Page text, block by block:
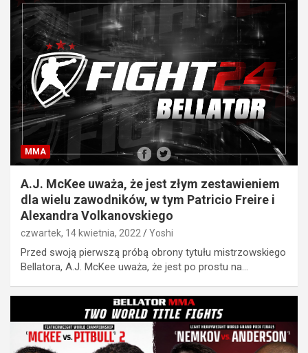
MMA
A.J. McKee uważa, że jest złym zestawieniem
dla wielu zawodników, w tym Patricio Freire i
Alexandra Volkanovskiego
czwartek, 14 kwietnia, 2022 Yoshi
Przed swoją pierwszą próbą obrony tytułu mistrzowskiego
Bellatora, A.J. McKee uważa, że jest po prostu na…